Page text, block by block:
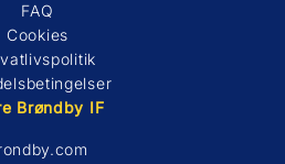
FAQ
Cookies
Brøndby IF